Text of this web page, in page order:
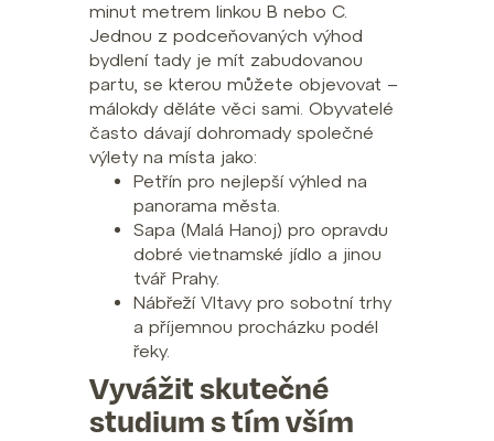
minut metrem linkou B nebo C.
Jednou z podceňovaných výhod
bydlení tady je mít zabudovanou
partu, se kterou můžete objevovat –
málokdy děláte věci sami. Obyvatelé
často dávají dohromady společné
výlety na místa jako:
Petřín pro nejlepší výhled na
panorama města.
Sapa (Malá Hanoj) pro opravdu
dobré vietnamské jídlo a jinou
tvář Prahy.
Nábřeží Vltavy pro sobotní trhy
a příjemnou procházku podél
řeky.
Vyvážit skutečné
studium s tím vším